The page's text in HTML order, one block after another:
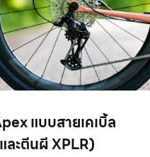
แบบสายเคเบิ้ล
ละตีนผี XPLR)